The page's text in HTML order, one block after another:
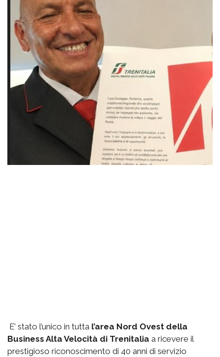
E’ stato l’unico in tutta l’area Nord Ovest della
Business Alta Velocità di Trenitalia a ricevere il
prestigioso riconoscimento di 40 anni di servizio